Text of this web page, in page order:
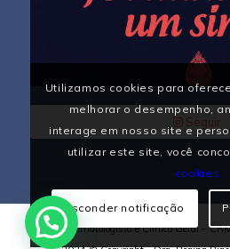
Seguir
Hematologista e Clínico Geral –
Utilizamos cookies para
melhorar o desempenho,
interage em nosso site e
utilizar este site, você
cookies.
Esconder notificação